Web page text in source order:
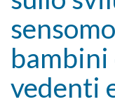
bambini
vedenti